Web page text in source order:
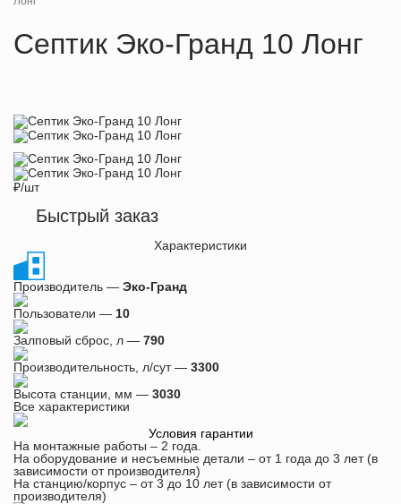
Септик Эко-Гранд 10 Лонг
₽/шт
Быстрый заказ
Характеристики
Производитель — Эко-Гранд
Пользователи — 10
Залповый сброс, л — 790
Производительность, л/сут — 3300
Высота станции, мм — 3030
Все характеристики
Условия гарантии
На монтажные работы – 2 года.
На оборудование и несъемные детали – от 1 года до 3 лет (в
зависимости от производителя)
На станцию/корпус – от 3 до 10 лет (в зависимости от
производителя)